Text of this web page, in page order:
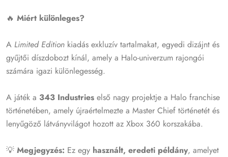
🔥Miért különleges?
A Limited Edition kiadás exkluzív tartalmakat, egyedi dizájnt és
gyűjtői díszdobozt kínál, amely a Halo-univerzum rajongói
számára igazi különlegesség.
A játék a 343 Industries első nagy projektje a Halo franchise
történetében, amely újraértelmezte a Master Chief történetét és
lenyűgöző látványvilágot hozott az Xbox 360 korszakába.
💡Megjegyzés: Ez egy használt, eredeti példány, amelyet